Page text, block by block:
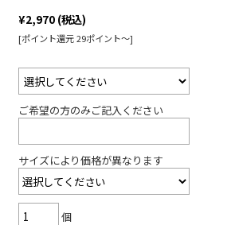
¥2,970 (税込)
[ポイント還元 29ポイント～]
ご希望の方のみご記入ください
サイズにより価格が異なります
個